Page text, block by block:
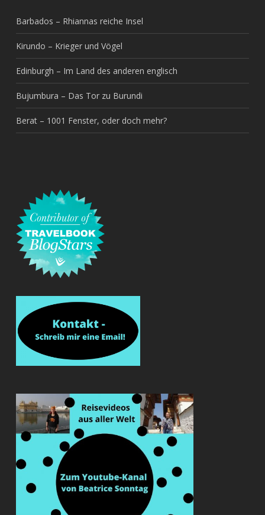
Barbados – Rhiannas reiche Insel
Kirundo – Krieger und Vögel
Edinburgh – Im Land des anderen englisch
Bujumbura – Das Tor zu Burundi
Berat – 1001 Fenster, oder doch mehr?